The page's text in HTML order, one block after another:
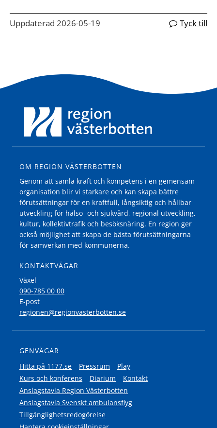
Uppdaterad 2026-05-19 Tyck till
OM REGION VÄSTERBOTTEN
Genom att samla kraft och kompetens i en gemensam
organisation blir vi starkare och kan skapa bättre
förutsättningar för en kraftfull, långsiktig och hållbar
utveckling för hälso- och sjukvård, regional utveckling,
kultur, kollektivtrafik och besöksnäring. En region ger
också möjlighet att skapa de bästa förutsättningarna
för samverkan med kommunerna.
KONTAKTVÄGAR
Växel
090-785 00 00
E-post
regionen@regionvasterbotten.se
GENVÄGAR
Hitta på 1177.se
Pressrum
Play
Kurs och konferens
Diarium
Kontakt
Anslagstavla Region Västerbotten
Anslagstavla Svenskt ambulansflyg
Tillgänglighetsredogörelse